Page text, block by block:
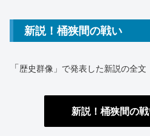
新説！桶狭間の戦い
「歴史群像」で発表した新説の全文
新説！桶狭間の